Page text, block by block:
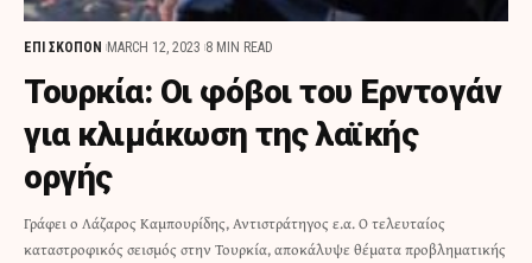
ΕΠΙ ΣΚΟΠΟΝ MARCH 12, 2023 8 MIN READ
Τουρκία: Οι φόβοι του Ερντογάν
για κλιμάκωση της λαϊκής
οργής
Γράφει ο Λάζαρος Καμπουρίδης, Αντιστράτηγος ε.α. Ο τελευταίος
καταστροφικός σεισμός στην Τουρκία, αποκάλυψε θέματα προβληματικής